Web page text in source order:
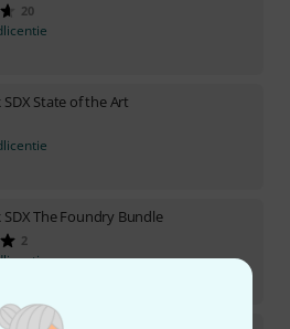
20
SDX State of the Art
SDX The Foundry Bundle
2